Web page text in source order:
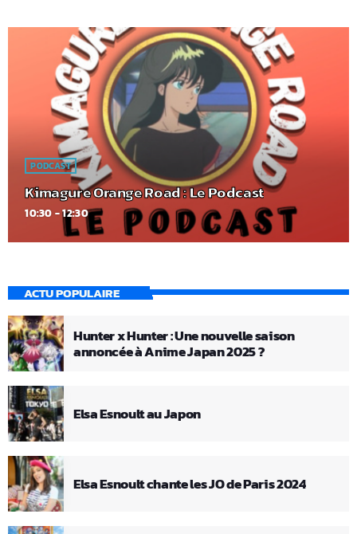
PODCAST
Kimagure Orange Road : Le Podcast
10:30 - 12:30
ACTU POPULAIRE
Hunter x Hunter : Une nouvelle saison
annoncée à Anime Japan 2025 ?
Elsa Esnoult au Japon
Elsa Esnoult chante les JO de Paris 2024